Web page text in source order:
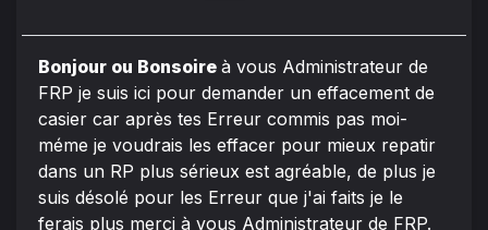
Bonjour ou Bonsoire à vous Administrateur de
FRP je suis ici pour demander un effacement de
casier car après tes Erreur commis pas moi-
méme je voudrais les effacer pour mieux repatir
dans un RP plus sérieux est agréable, de plus je
suis désolé pour les Erreur que j'ai faits je le
ferais plus merci à vous Administrateur de FRP.